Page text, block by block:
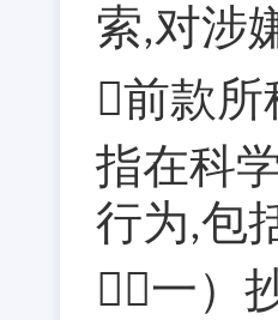
索,对涉
前款
指在科
行为,包
（一）